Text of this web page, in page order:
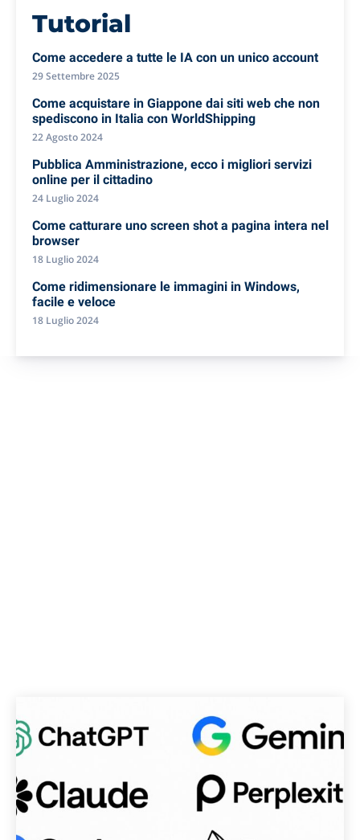
Tutorial
Come accedere a tutte le IA con un unico account
29 Settembre 2025
Come acquistare in Giappone dai siti web che non
spediscono in Italia con WorldShipping
22 Agosto 2024
Pubblica Amministrazione, ecco i migliori servizi
online per il cittadino
24 Luglio 2024
Come catturare uno screen shot a pagina intera nel
browser
18 Luglio 2024
Come ridimensionare le immagini in Windows,
facile e veloce
18 Luglio 2024